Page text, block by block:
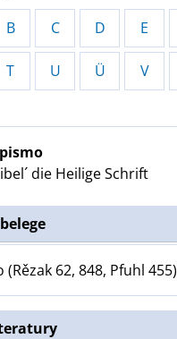
B C D E
T U Ü V
die Heilige Schrift
62, 848, Pfuhl